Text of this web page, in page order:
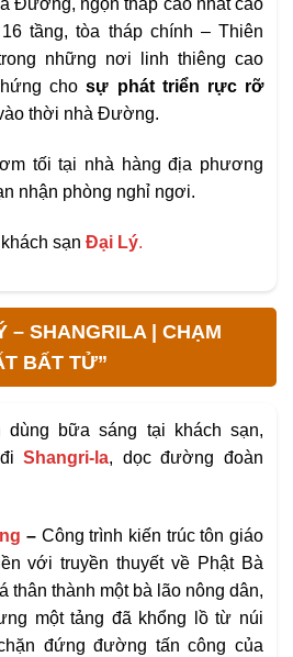
Đường, ngọn tháp cao nhất cao
tầng, tòa tháp chính – Thiên
những nơi linh thiêng cao
chosự phát triển rực rỡ
thời nhà Đường.
tối tại nhà hàng địa phương
nhận phòng nghỉ ngơi.
sạn Đại Lý.
– SHANGRILA | CHẠM
BẤT TỬ”
dùng bữa sáng tại khách sạn,
điShangri-la, dọc đường đoàn
– Công trình kiến trúc tôn giáo
với truyền thuyết về Phật Bà
thân thành một bà lão nông dân,
một tảng đã khổng lồ từ núi
đứng đường tấn công của